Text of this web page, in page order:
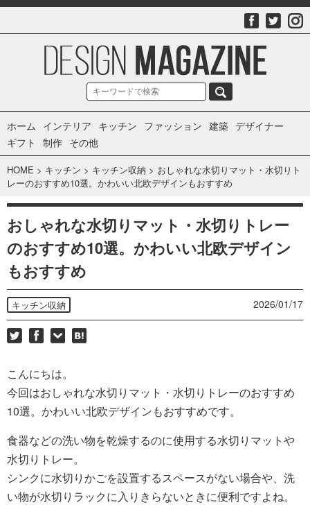
ホーム インテリア キッチン ファッション 建築 デザイナー
ギフト
制作 その他
HOME > キッチン > キッチン収納 > おしゃれな水切りマット・水切りト
レーのおすすめ10選。かわいい北欧デザインもおすすめ
おしゃれな水切りマット・水切りトレー
のおすすめ10選。かわいい北欧デザイン
もおすすめ
キッチン収納 2026/01/17
こんにちは。
今回はおしゃれな水切りマット・水切りトレーのおすすめ
10選。かわいい北欧デザインもおすすめです。
食器などの洗い物を乾燥するのに使用する水切りマットや
水切りトレー。
シンクに水切りかごを設置するスペースがない場合や、洗
い物が水切りラックに入りきらないときに便利ですよね。